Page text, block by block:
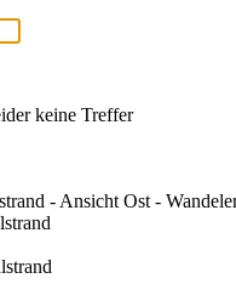
keine Treffer